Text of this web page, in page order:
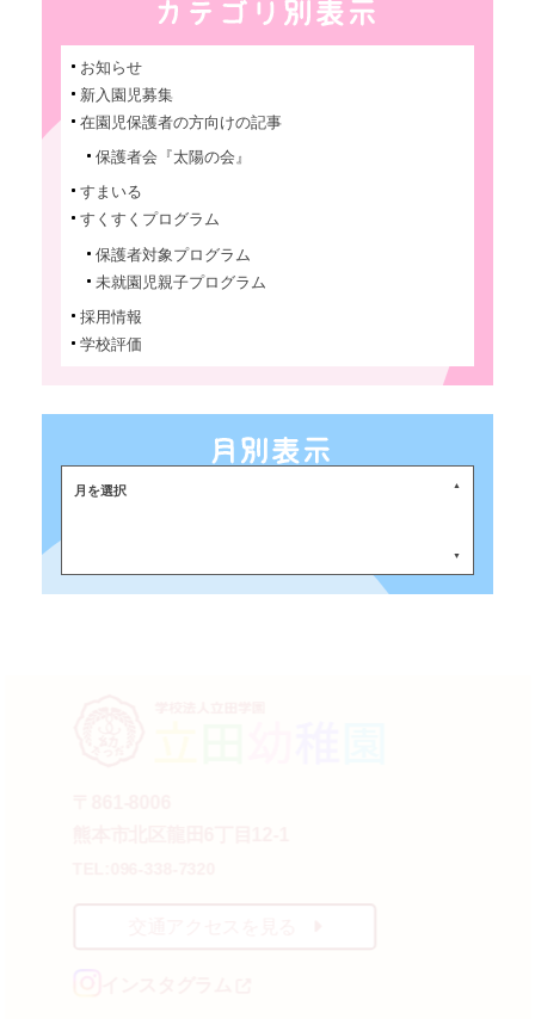
お知らせ
新入園児募集
在園児保護者の方向けの記事
保護者会『太陽の会』
すまいる
すくすくプログラム
保護者対象プログラム
未就園児親子プログラム
採用情報
学校評価
月を選択